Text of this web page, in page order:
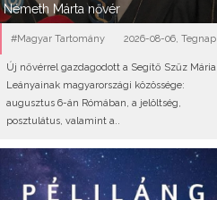
Németh Márta nővér
#Magyar Tartomány 2026-08-06, Tegnap
Új nővérrel gazdagodott a Segítő Szűz Mária
Leányainak magyarországi közössége:
augusztus 6-án Rómában, a jelöltség,
posztulátus, valamint a..